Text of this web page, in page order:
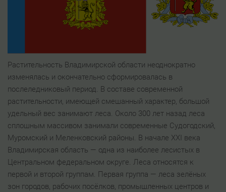
Растительность Владимирской области неоднократно
изменялась и окончательно сформировалась в
послеледниковый период. В составе современной
растительности, имеющей смешанный характер, большой
удельный вес занимают леса. Около 300 лет назад леса
сплошным массивом занимали современные Судогодский,
Муромский и Меленковский районы. В начале XXI века
Владимирская область — одна из наиболее лесистых в
Центральном федеральном округе. Леса относятся к
первой и второй группам. Первая группа — леса зелёных
зон городов, рабочих посёлков, промышленных центров и